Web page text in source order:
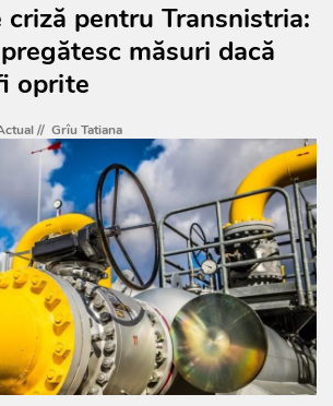
criză pentru Transnistria:
măsuri dacă
oprite
// Grîu Tatiana